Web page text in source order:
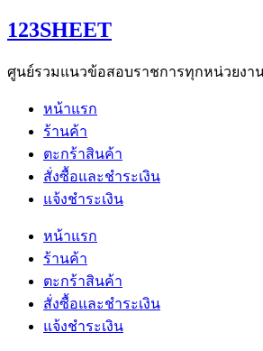
Skip
to
123SHEET
ศูนย์รวมแนวข้อสอบราชการทุกหน่วยงา
หน้าแรก
ร้านค้า
ตะกร้าสินค้า
สั่งซื้อและชำระเงิน
แจ้งชำระเงิน
หน้าแรก
ร้านค้า
ตะกร้าสินค้า
สั่งซื้อและชำระเงิน
แจ้งชำระเงิน